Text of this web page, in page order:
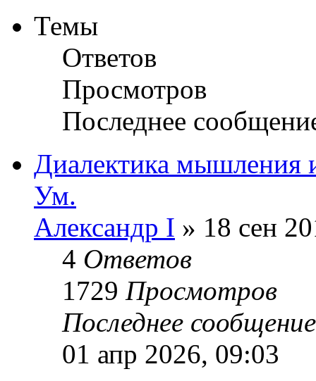
Темы
Ответов
Просмотров
Последнее
Диалектика мышления
Ум.
Александр I » 18 сен
4 Ответов
1729 Просмотров
Последнее
01 апр 2026, 09:03